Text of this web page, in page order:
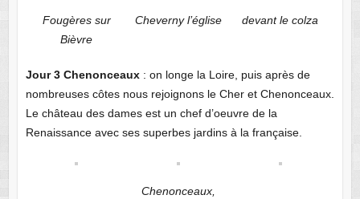
Fougères sur
Bièvre
Cheverny l’église devant le colza
Jour 3 Chenonceaux: on longe la Loire, puis après de
nombreuses côtes nous rejoignons le Cher et Chenonceaux.
Le château des dames est un chef d’oeuvre de la
Renaissance avec ses superbes jardins à la française.
Chenonceaux,